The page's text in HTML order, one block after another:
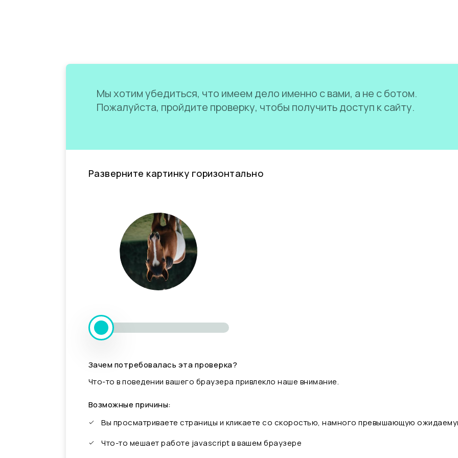
Мы хотим убедиться, что имеем дело именно с вами, а не с ботом.
Пожалуйста, пройдите проверку, чтобы получить доступ к сайту.
Разверните картинку горизонтально
Зачем потребовалась эта проверка?
Что-то в поведении вашего браузера привлекло наше внимание.
Возможные причины:
Вы просматриваете страницы и кликаете со скоростью, намного превышающую
Что-то мешает работе javascript в вашем браузере